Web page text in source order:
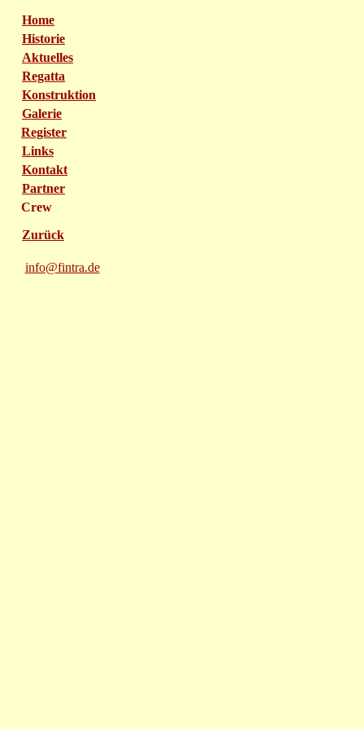
Home
Historie
Aktuelles
Regatta
Konstruktion
Galerie
Register
Links
Kontakt
Partner
Crew
Zurück
info@fintra.de